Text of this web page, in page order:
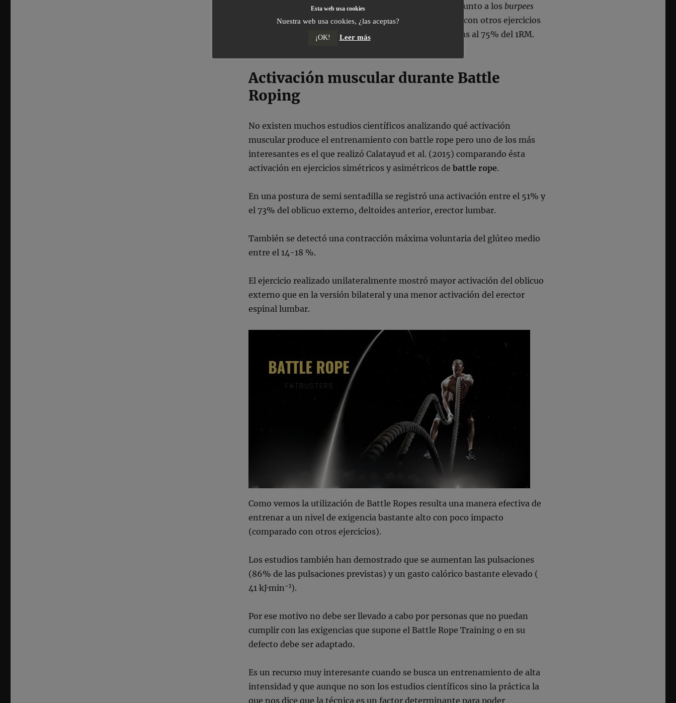
La conclusión del estudio establecía que el junto a los burpees
generaban demandas metabólicas agudas comparado con otros ejercicios
tradicionales como sentadillas, peso muerto y zancadas al 75% del 1RM.
Activación muscular durante Battle
Roping
No existen muchos estudios científicos analizando qué activación
muscular produce el entrenamiento con battle rope pero uno de los más
interesantes es el que realizó Calatayud et al. (2015) comparando ésta
activación en ejercicios simétricos y asimétricos debattle rope.
En una postura de semi sentadilla se registró una activación entre el 51% y
el 73% del oblicuo externo, deltoides anterior, erector lumbar.
También se detectó una contracción máxima voluntaria del glúteo medio
entre el 14-18 %.
El ejercicio realizado unilateralmente mostró mayor activación del oblicuo
externo que en la versión bilateral y una menor activación del erector
espinal lumbar.
Como vemos la utilización de Battle Ropes resulta una manera efectiva de
entrenar a un nivel de exigencia bastante alto con poco impacto
(comparado con otros ejercicios).
Los estudios también han demostrado que se aumentan las pulsaciones
(86% de las pulsaciones previstas) y un gasto calórico bastante elevado (
41 kJ·min −1).
Por ese motivo no debe ser llevado a cabo por personas que no puedan
cumplir con las exigencias que supone el Battle Rope Training o en su
defecto debe ser adaptado.
Es un recurso muy interesante cuando se busca un entrenamiento de alta
intensidad y que aunque no son los estudios científicos sino la práctica la
que nos dice que la técnica es un factor determinante para poder
Esta web usa cookies
Nuestra web usa cookies, ¿las aceptas?
¡OK! Leer más